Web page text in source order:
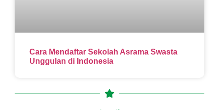
Cara Mendaftar Sekolah Asrama Swasta
Unggulan di Indonesia